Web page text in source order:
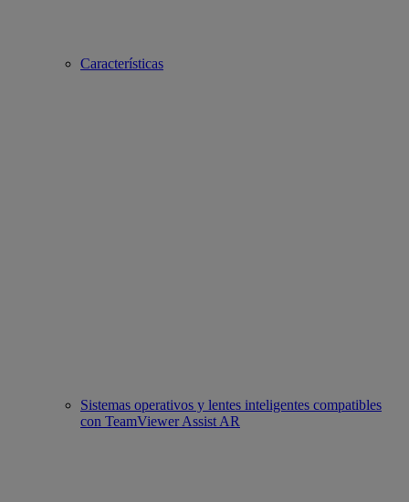
Características
Sistemas operativos y lentes inteligentes compatibles
con TeamViewer Assist AR